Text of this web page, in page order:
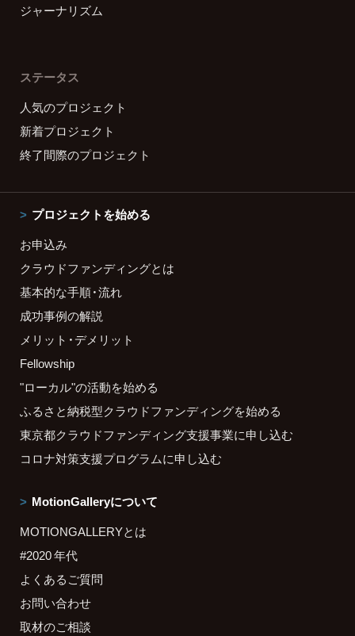
ジャーナリズム
ステータス
人気のプロジェクト
新着プロジェクト
終了間際のプロジェクト
プロジェクトを始める
お申込み
クラウドファンディングとは
基本的な手順・流れ
成功事例の解説
メリット・デメリット
Fellowship
"ローカル"の活動を始める
ふるさと納税型クラウドファンディングを始める
東京都クラウドファンディング支援事業に申し込む
コロナ対策支援プログラムに申し込む
MotionGalleryについて
MOTIONGALLERYとは
#2020 年代
よくあるご質問
お問い合わせ
取材のご相談